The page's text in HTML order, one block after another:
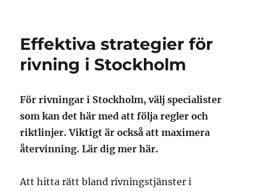
Effektiva strategier för
rivning i Stockholm
För rivningar i Stockholm, välj specialister
som kan det här med att följa regler och
riktlinjer. Viktigt är också att maximera
återvinning. Lär dig mer här.
Att hitta rätt bland rivningstjänster i